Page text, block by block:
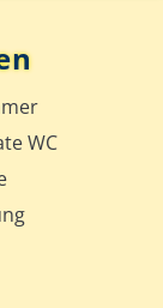
WC